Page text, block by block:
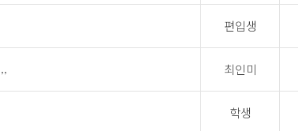
편입생
최인미
학생